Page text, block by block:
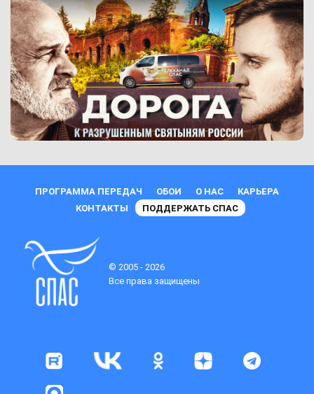
ПРОГРАММА ПЕРЕДАЧ ОБОИ О НАС
КАРЬЕРА
КОНТАКТЫ
ПОДДЕРЖАТЬ СПАС
© 2005 - 2026
Все права защищены